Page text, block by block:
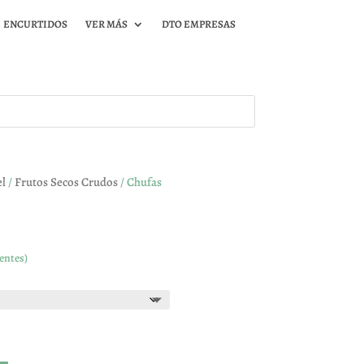
ENCURTIDOS VER MÁS DTO EMPRESAS
/ Frutos Secos Crudos / Chufas